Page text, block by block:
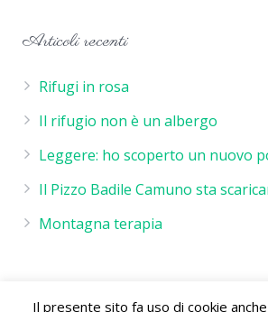
Articoli recenti
Rifugi in rosa
Il rifugio non è un albergo
Leggere: ho scoperto un nuovo
Il Pizzo Badile Camuno sta
Montagna terapia
Il presente sito fa uso di cookie